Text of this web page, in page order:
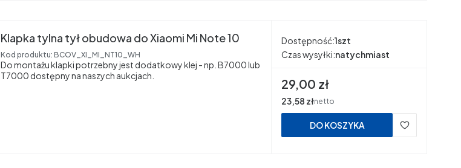
Klapka tylna tył obudowa do Xiaomi Mi Note 10
Kod produktu: BCOV_XI_MI_NT10_WH
Do montażu klapki potrzebny jest dodatkowy klej - np. B7000 lub
T7000 dostępny na naszych aukcjach.
Dostępność:1szt
Czas wysyłki:natychmiast
Cena
29,00 zł
Cena
23,58 złnetto
DO KOSZYKA